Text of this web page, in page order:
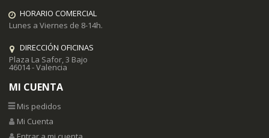
HORARIO COMERCIAL
Lunes a Viernes de 8-14h.
DIRECCIÓN OFICINAS
Plaza La Safor, 3 Bajo
46014 - Valencia
MI CUENTA
Mis pedidos
Mi Cuenta